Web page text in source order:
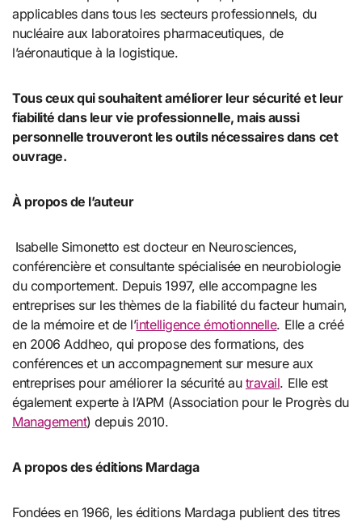
applicables dans tous les secteurs professionnels, du
nucléaire aux laboratoires pharmaceutiques, de
l’aéronautique à la logistique.
Tous ceux qui souhaitent améliorer leur sécurité et leur
fiabilité dans leur vie professionnelle, mais aussi
personnelle trouveront les outils nécessaires dans cet
ouvrage.
À propos de l’auteur
Isabelle Simonetto est docteur en Neurosciences,
conférencière et consultante spécialisée en neurobiologie
du comportement. Depuis 1997, elle accompagne les
entreprises sur les thèmes de la fiabilité du facteur humain,
de la mémoire et de l’intelligence émotionnelle. Elle a créé
en 2006 Addheo, qui propose des formations, des
conférences et un accompagnement sur mesure aux
entreprises pour améliorer la sécurité au travail. Elle est
également experte à l’APM (Association pour le Progrès du
Management) depuis 2010.
A propos des éditions Mardaga
Fondées en 1966, les éditions Mardaga publient des titres